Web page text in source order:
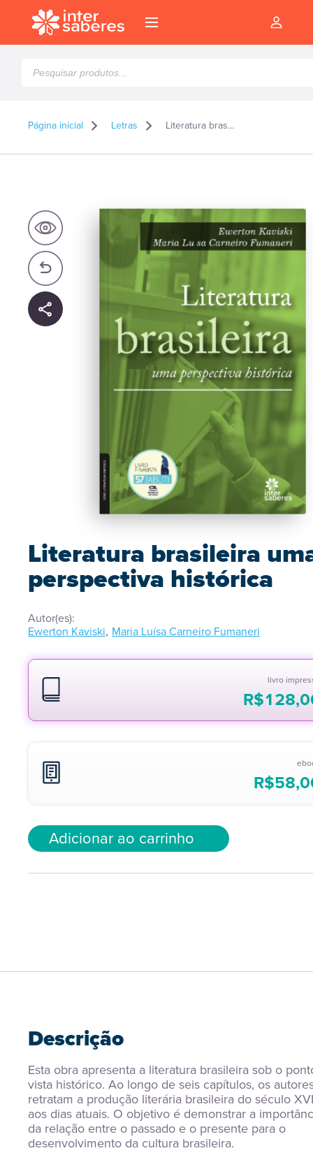
produtos
Página inicial Letras Literatura brasileira uma perspectiva histórica
Literatura brasileira
perspectiva histórica
Autor(es):
Ewerton Kaviski, Maria Luísa Carneiro Fumaneri
livro
R$
R$
Adicionar ao carrinho
Descrição
Esta obra apresenta a literatura brasileira sob o
vista histórico. Ao longo de seis capítulos, os
retratam a produção literária brasileira do século XVI
aos dias atuais. O objetivo é demonstrar a
da relação entre o passado e o presente para o
desenvolvimento da cultura brasileira.